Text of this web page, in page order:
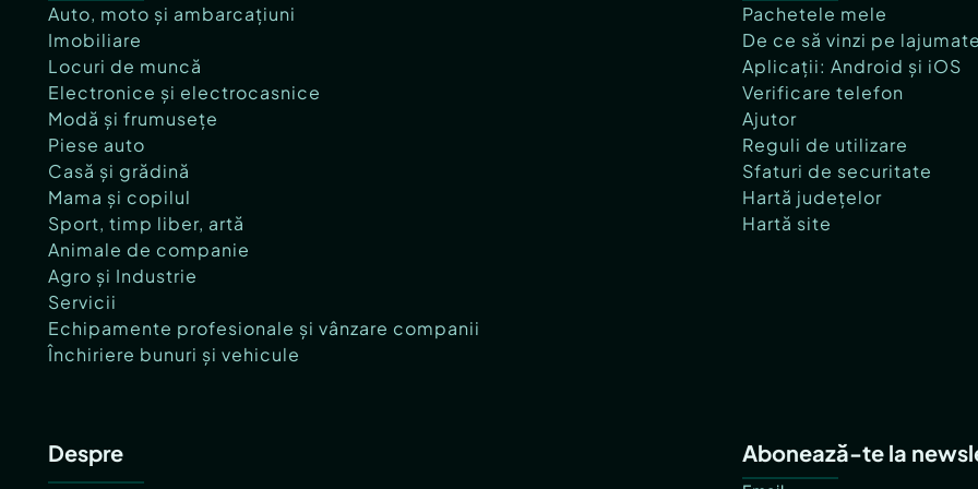
Auto, moto și ambarcațiuni
Imobiliare
Locuri de muncă
Electronice și electrocasnice
Modă și frumusețe
Piese auto
Casă și grădină
Mama și copilul
Sport, timp liber, artă
Animale de companie
Agro și Industrie
Servicii
Echipamente profesionale și vânzare companii
Închiriere bunuri și vehicule
Pachetele mele
De ce să vinzi pe
Aplicații: Android și iOS
Verificare telefon
Ajutor
Reguli de utilizare
Sfaturi de securitate
Hartă județelor
Hartă site
Despre Abonează-te la